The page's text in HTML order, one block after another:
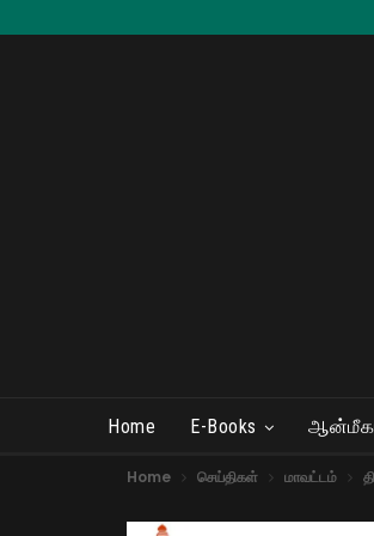
Home E-Books
Home செய்திகள் மாவட்டம்